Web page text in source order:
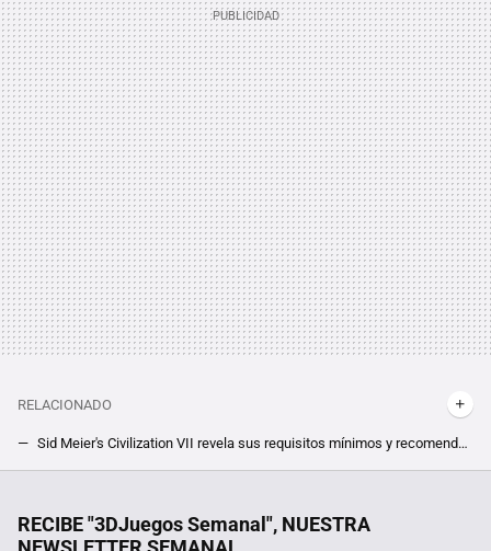
RELACIONADO
Sid Meier's Civilization VII revela sus requisitos mínimos y recomendados en PC, y hasta en 4K 60 FPS será permisivo con tu ordenador
RECIBE "3DJuegos Semanal", NUESTRA